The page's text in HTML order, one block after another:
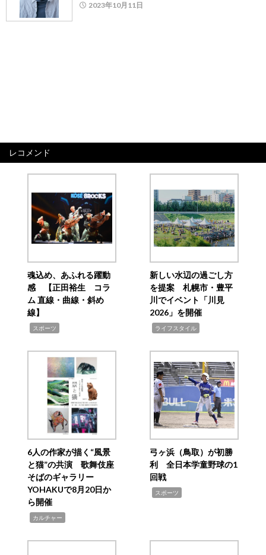
2023年10月11日
レコメンド
魂込め、あふれる躍動
感 【正田裕生 コラ
ム 直線・曲線・斜め
線】
スポーツ
新しい水辺の過ごし方
を提案 札幌市・豊平
川でイベント「川見
2026」を開催
ライフスタイル
6人の作家が描く“風景
と猫”の共演 歌舞伎座
そばのギャラリー
YOHAKUで8月20日か
ら開催
カルチャー
弓ヶ浜（鳥取）が初勝
利 全日本学童野球の1
回戦
スポーツ